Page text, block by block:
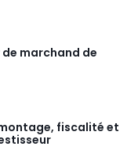
marchand de
fiscalité et